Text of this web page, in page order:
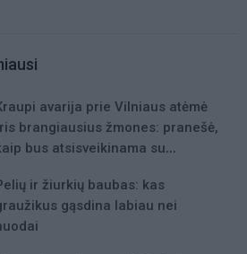
avarija prie Vilniaus atėmė
brangiausius žmones: pranešė,
bus atsisveikinama su
ir žiurkių baubas: kas
gąsdina labiau nei